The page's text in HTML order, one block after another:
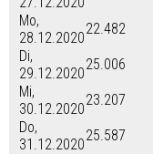
Mo,
28.12.2020
22.482
Di,
29.12.2020
25.006
Mi,
30.12.2020
23.207
Do,
31.12.2020
25.587